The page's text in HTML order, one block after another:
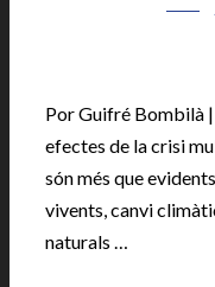
Por Guifré Bombilà
efectes de la crisi
són més que
vivents, canvi
naturals …